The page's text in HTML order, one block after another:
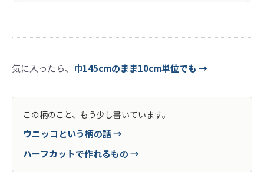
気に入ったら、 巾145cmのまま10cm単位でも →
この柄のこと、もう少し書いています。
ウニッコという柄の話 →
ハーフカットで作れるもの →